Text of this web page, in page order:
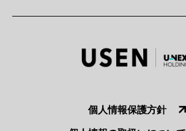
個人情報保護方針